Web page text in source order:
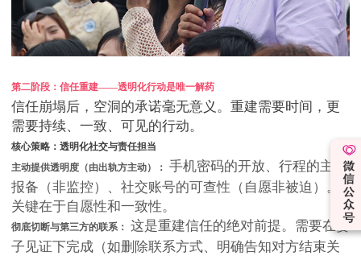
第二阶段：信任重建——透明化行动是唯一解药
信任崩塌后，空洞的承诺毫无意义。重建需要时间，更
需要持续、一致、可见的行动。
核心策略：透明化社交与责任担当
主动提供透明度（由出轨方主动）： 手机密码的开放、行程的主动
报备（非监控）、社交账号的可查性（自愿非被迫）。
关键在于自愿性和一致性。
彻底切断与第三方的联系： 这是重建信任的绝对前提。需要在妻
子见证下完成（如删除联系方式、明确告知对方结束关